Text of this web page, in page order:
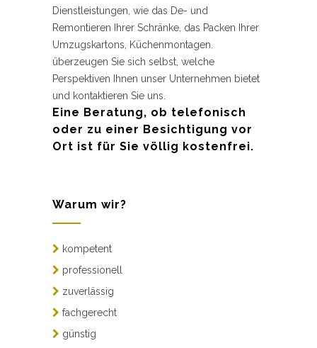
Dienstleistungen, wie das De- und
Remontieren Ihrer Schränke, das Packen Ihrer
Umzugskartons, Küchenmontagen.
überzeugen Sie sich selbst, welche
Perspektiven Ihnen unser Unternehmen bietet
und kontaktieren Sie uns.
Eine Beratung, ob telefonisch
oder zu einer Besichtigung vor
Ort ist für Sie völlig kostenfrei.
Warum wir?
kompetent
professionell
zuverlässig
fachgerecht
günstig